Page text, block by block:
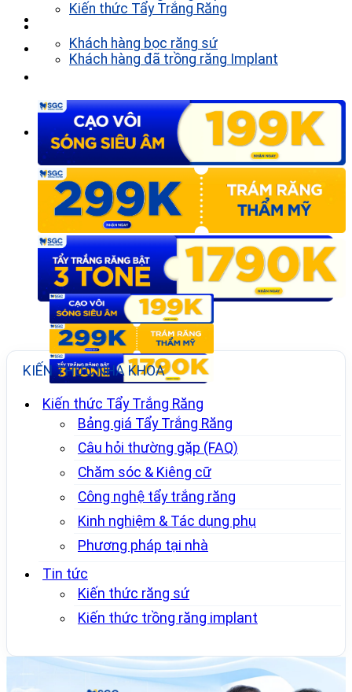
Kiến thức Tẩy Trắng Răng
Khách hàng bọc răng sứ
Khách hàng đã trồng răng Implant
KIẾN THỨC NHA KHOA
Kiến thức Tẩy Trắng Răng
Bảng giá Tẩy Trắng Răng
Câu hỏi thường gặp (FAQ)
Chăm sóc & Kiêng cữ
Công nghệ tẩy trắng răng
Kinh nghiệm & Tác dụng phụ
Phương pháp tại nhà
Tin tức
Kiến thức răng sứ
Kiến thức trồng răng implant